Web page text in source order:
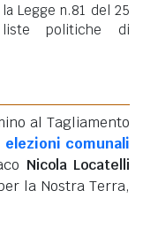
Legge n.81 del 25
politiche di
al Tagliamento
elezioni comunali
Nicola Locatelli
la Nostra Terra,